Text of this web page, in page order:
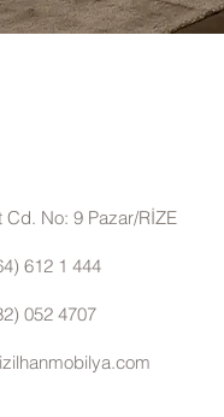
Cd. No: 9 Pazar/RİZE
612 1 444
052 4707